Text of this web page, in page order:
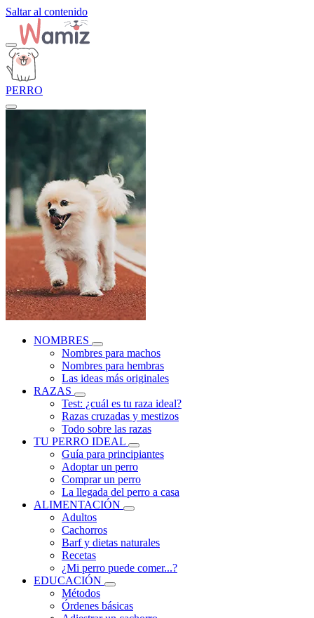
Saltar al contenido
PERRO
NOMBRES
Nombres para machos
Nombres para hembras
Las ideas más originales
RAZAS
Test: ¿cuál es tu raza ideal?
Razas cruzadas y mestizos
Todo sobre las razas
TU PERRO IDEAL
Guía para principiantes
Adoptar un perro
Comprar un perro
La llegada del perro a casa
ALIMENTACIÓN
Adultos
Cachorros
Barf y dietas naturales
Recetas
¿Mi perro puede comer...?
EDUCACIÓN
Métodos
Órdenes básicas